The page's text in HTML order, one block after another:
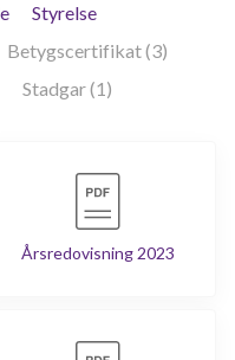
Styrelse
Betygscertifikat (3)
Stadgar (1)
Årsredovisning 2023